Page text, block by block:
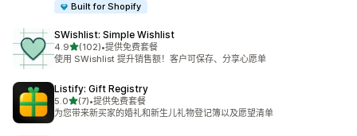
Built for Shopify
SWishlist: Simple Wishlist
4.9星（满分 5 星）
(102)
总共 102 条评论
•提供免费套餐
使用 SWishlist 提升销售额！客户可保存、分享心愿单
Listify: Gift Registry
5.0星（满分 5 星）
(7)
总共 7 条评论
•提供免费套餐
为您带来新买家的婚礼和新生儿礼物登记簿以及愿望清单